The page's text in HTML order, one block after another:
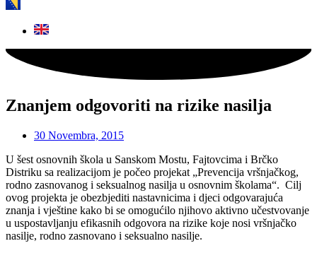
Znanjem odgovoriti na rizike nasilja
30 Novembra, 2015
U šest osnovnih škola u Sanskom Mostu, Fajtovcima i Brčko
Distriku sa realizacijom je počeo projekat „Prevencija vršnjačkog,
rodno zasnovanog i seksualnog nasilja u osnovnim školama“. Cilj
ovog projekta je obezbjediti nastavnicima i djeci odgovarajuća
znanja i vještine kako bi se omogućilo njihovo aktivno učestvovanje
u uspostavljanju efikasnih odgovora na rizike koje nosi vršnjačko
nasilje, rodno zasnovano i seksualno nasilje.